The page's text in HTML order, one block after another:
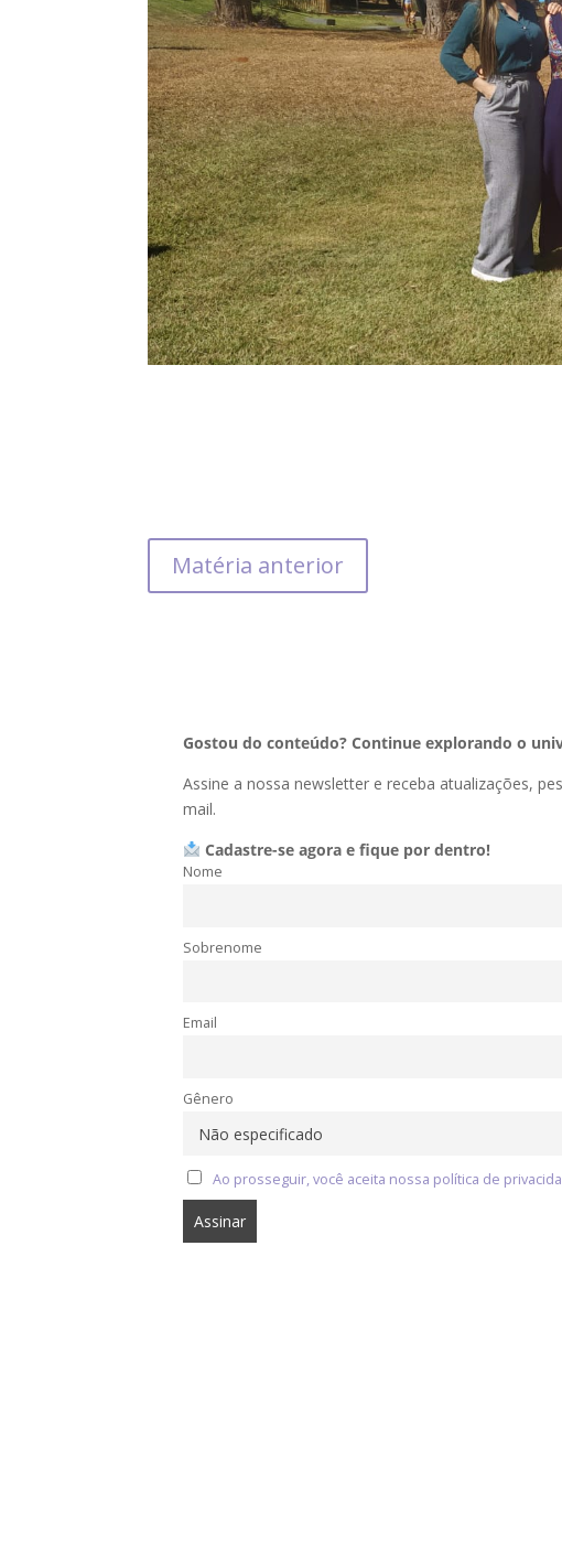
Matéria anterior
Gostou do conteúdo? Continue explorando o
Assine a nossa newsletter e receba atualizações,
mail.
Cadastre-se agora e fique por dentro!
Nome
Sobrenome
Email
Gênero
Ao prosseguir, você aceita nossa política de